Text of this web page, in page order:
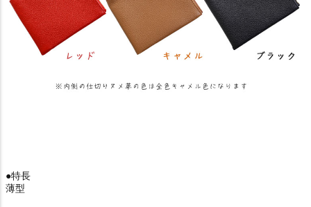
●特長
薄型